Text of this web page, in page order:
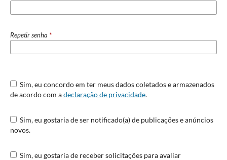
Repetir senha *
Sim, eu concordo em ter meus dados coletados e armazenados
de acordo com adeclaração de privacidade.
Sim, eu gostaria de ser notificado(a) de publicações e anúncios
novos.
Sim, eu gostaria de receber solicitações para avaliar